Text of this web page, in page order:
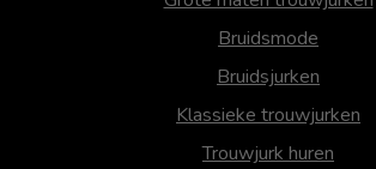
Bruidsmode
Bruidsjurken
Klassieke trouwjurken
Trouwjurk huren